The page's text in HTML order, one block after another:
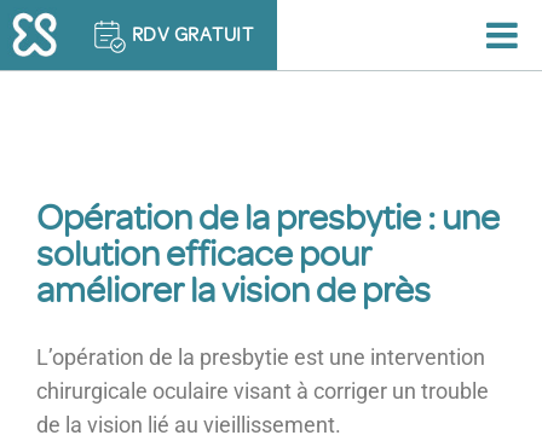
RDV GRATUIT
Opération de la presbytie : une
solution efficace pour
améliorer la vision de près
L’opération de la presbytie est une intervention
chirurgicale oculaire visant à corriger un trouble
de la vision lié au vieillissement.